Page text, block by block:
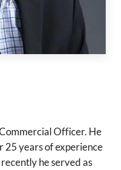
Officer. He
25 years of experience
he served as